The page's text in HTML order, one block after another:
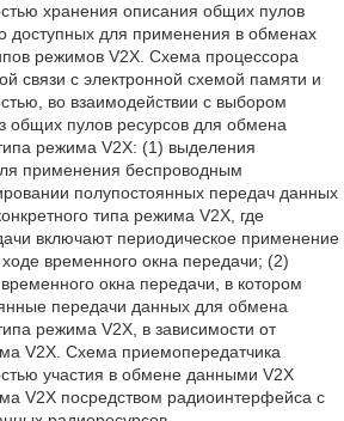
хранения описания общих пулов
доступных для применения в обменах
режимов V2X. Схема процессора
связи с электронной схемой памяти и
во взаимодействии с выбором
общих пулов ресурсов для обмена
режима V2X: (1) выделения
применения беспроводным
полупостоянных передач данных
типа режима V2X, где
включают периодическое применение
временного окна передачи; (2)
окна передачи, в котором
передачи данных для обмена
режима V2X, в зависимости от
V2X. Схема приемопередатчика
участия в обмене данными V2X
V2X посредством радиоинтерфейса с